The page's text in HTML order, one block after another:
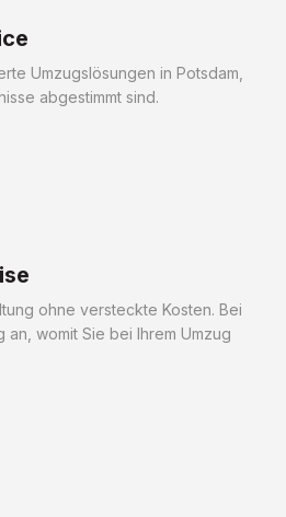
Umzugslösungen in Potsdam,
abgestimmt sind.
ohne versteckte Kosten. Bei
an, womit Sie bei Ihrem Umzug